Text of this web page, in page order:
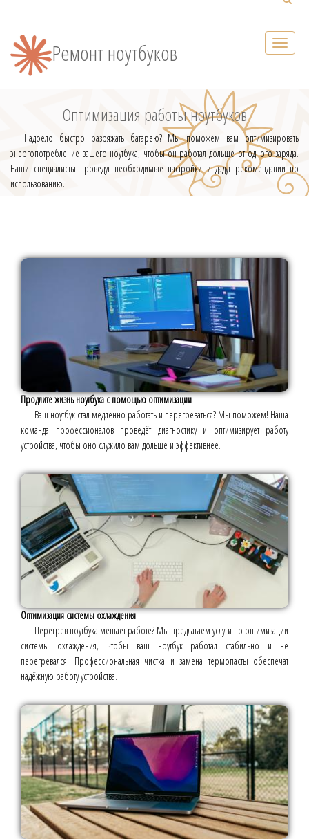
Ремонт ноутбуков
Оптимизация работы ноутбуков
Надоело быстро разряжать батарею? Мы поможем вам оптимизировать
энергопотребление вашего ноутбука, чтобы он работал дольше от одного заряда.
Наши специалисты проведут необходимые настройки и дадут рекомендации по
использованию.
Продлите жизнь ноутбука с помощью оптимизации
Ваш ноутбук стал медленно работать и перегреваться? Мы поможем! Наша
команда профессионалов проведёт диагностику и оптимизирует работу
устройства, чтобы оно служило вам дольше и эффективнее.
Оптимизация системы охлаждения
Перегрев ноутбука мешает работе? Мы предлагаем услуги по оптимизации
системы охлаждения, чтобы ваш ноутбук работал стабильно и не
перегревался. Профессиональная чистка и замена термопасты обеспечат
надёжную работу устройства.